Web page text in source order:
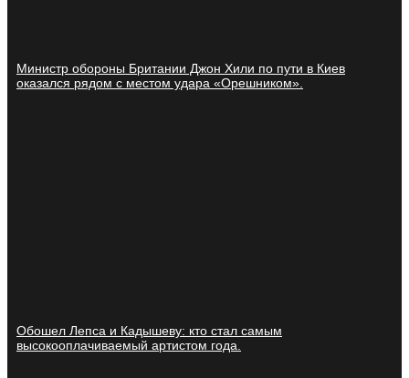
Министр обороны Британии Джон Хили по пути в Киев
оказался рядом с местом удара «Орешником».
Обошел Лепса и Кадышеву: кто стал самым
высокооплачиваемый артистом года.